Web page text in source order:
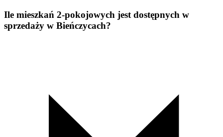
Ile mieszkań 2-pokojowych jest dostępnych w
sprzedaży w Bieńczycach?